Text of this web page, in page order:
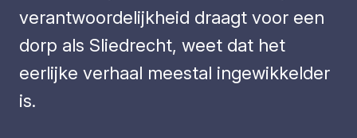
verantwoordelijkheid draagt voor een
dorp als Sliedrecht, weet dat het
eerlijke verhaal meestal ingewikkelder
is.